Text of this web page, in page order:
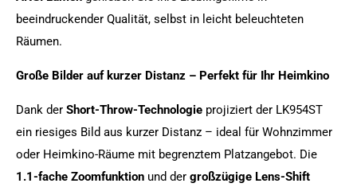
beeindruckender Qualität, selbst in leicht beleuchteten
Räumen.
Große Bilder auf kurzer Distanz – Perfekt für Ihr Heimkino
Dank der Short-Throw-Technologie projiziert der LK954ST
ein riesiges Bild aus kurzer Distanz – ideal für Wohnzimmer
oder Heimkino-Räume mit begrenztem Platzangebot. Die
1.1-fache Zoomfunktion und der großzügige Lens-Shift